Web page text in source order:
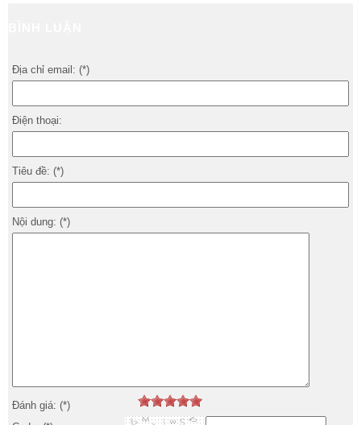
Địa chỉ email: (*)
Điện thoại:
Tiêu đề: (*)
Nội dung: (*)
Đánh giá: (*)